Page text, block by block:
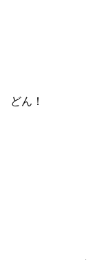
どん！